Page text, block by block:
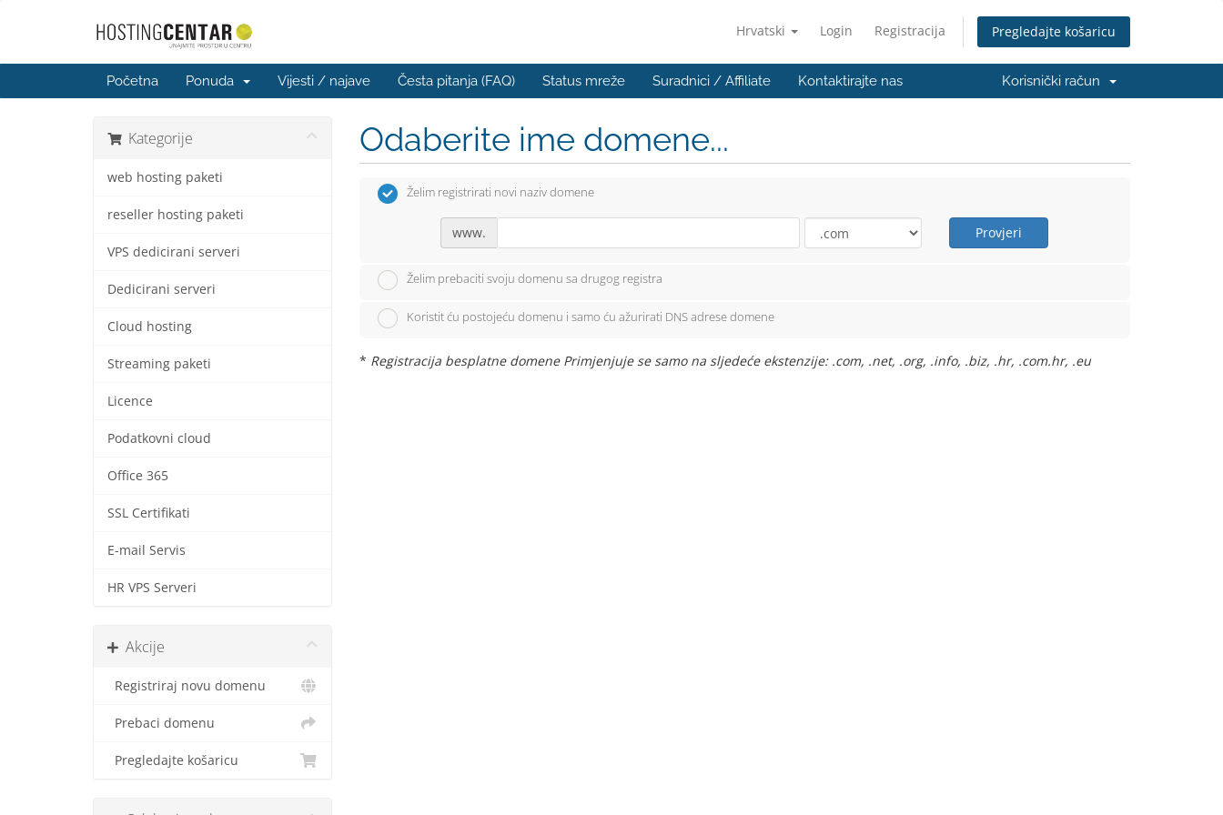
Hrvatski Login Registracija Pregledajte košaricu
Početna Ponuda Vijesti / najave Česta pitanja (FAQ) Status mreže Suradnici / Affiliate Kontaktirajte nas Korisnički račun
Kategorije
web hosting paketi
reseller hosting paketi
VPS dedicirani serveri
Dedicirani serveri
Cloud hosting
Streaming paketi
Licence
Podatkovni cloud
Office 365
SSL Certifikati
E-mail Servis
HR VPS Serveri
Akcije
Registriraj novu domenu
Prebaci domenu
Pregledajte košaricu
Odaberite ime domene...
Želim registrirati novi naziv domene
www. Provjeri
Želim prebaciti svoju domenu sa drugog registra
Koristit ću postojeću domenu i samo ću ažurirati DNS adrese domene
* Registracija besplatne domene Primjenjuje se samo na sljedeće ekstenzije: .com, .net, .org, .info, .biz, .hr, .com.hr, .eu